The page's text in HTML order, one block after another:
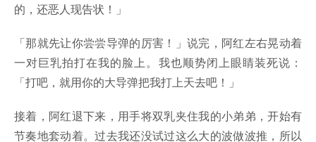
的，还恶人现告状！」
「那就先让你尝尝导弹的厉害！」说完，阿红左右晃动着
一对巨乳拍打在我的脸上。我也顺势闭上眼睛装死说：
「打吧，就用你的大导弹把我打上天去吧！」
接着，阿红退下来，用手将双乳夹住我的小弟弟，开始有
节奏地套动着。过去我还没试过这么大的波做波推，所以